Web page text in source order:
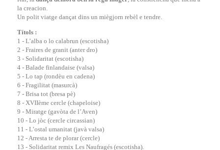
la creacion.
Un polit viatge dançat dins un miègjorn rebèl e tendre.
Títols :
1 - L’alba o lo calabrun (escotisha)
2 - Fraires de granit (anter dro)
3 - Solidaritat (escotisha)
4 - Balade finlandaise (valsa)
5 - Lo tap (rondèu en cadena)
6 - Fragilitat (masurcà)
7 - Brisa tot (bresa pè)
8 - XVIIème cercle (chapeloise)
9 - Miratge (gavòta de l’Aven)
10 - Lo jòc (cercle circassian)
11 - L’ostal umanitat (javà valsa)
12 - Arresta te de plorar (cercle)
13 - Solidaritat remix Les Naufragés (escotisha).